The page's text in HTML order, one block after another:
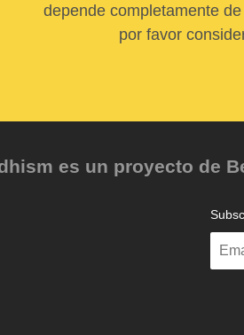
depende completamente
por favor
es un proyecto de
Enter